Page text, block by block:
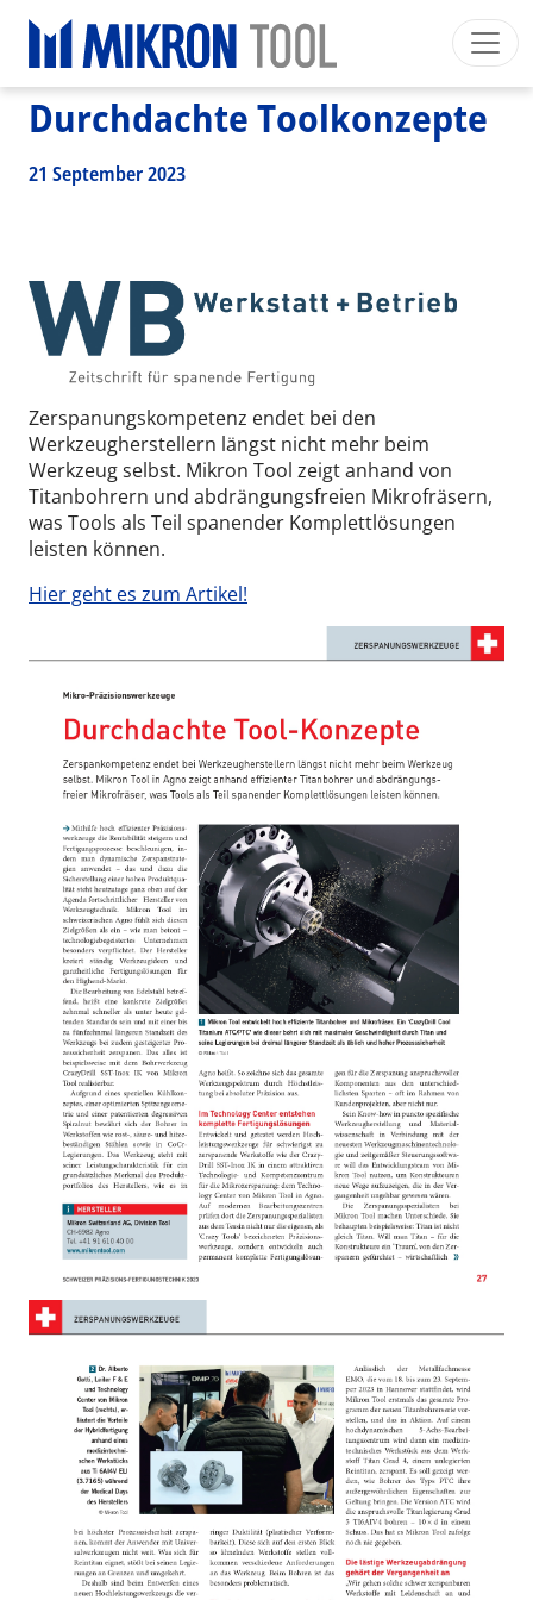
Mikron Group Automation Machining Tool
Deutsch Mein Konto Download
Main navigation
DIENSTLEISTUNGEN
EXPERTISE
INSIDE MIKRON TOOL
Breadcrumb
HOME > NEWS EVENTS > NEWS > DURCHDACHTE TOOLKONZEPTE
Durchdachte Toolkonzepte
21 September 2023
Zerspanungskompetenz endet bei den
Werkzeugherstellern längst nicht mehr beim
Werkzeug selbst. Mikron Tool zeigt anhand von
Titanbohrern und abdrängungsfreien Mikrofräsern,
was Tools als Teil spanender Komplettlösungen
leisten können.
Hier geht es zum Artikel!